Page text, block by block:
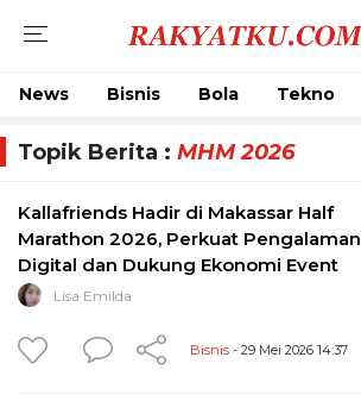
News Bisnis Bola Tekno
Topik Berita : MHM 2026
Kallafriends Hadir di Makassar Half
Marathon 2026, Perkuat Pengalaman
Digital dan Dukung Ekonomi Event
Lisa Emilda
Bisnis - 29 Mei 2026 14:37